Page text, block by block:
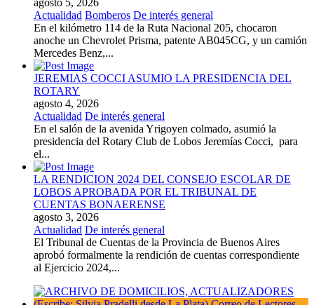
Actualidad Bomberos De interés general
En el kilómetro 114 de la Ruta Nacional 205, chocaron
anoche un Chevrolet Prisma, patente AB045CG, y un camión
Mercedes Benz,...
JEREMIAS COCCI ASUMIO LA PRESIDENCIA DEL
ROTARY
agosto 4, 2026
Actualidad De interés general
En el salón de la avenida Yrigoyen colmado, asumió la
presidencia del Rotary Club de Lobos Jeremías Cocci, para
el...
LA RENDICION 2024 DEL CONSEJO ESCOLAR DE
LOBOS APROBADA POR EL TRIBUNAL DE
CUENTAS BONAERENSE
agosto 3, 2026
Actualidad De interés general
El Tribunal de Cuentas de la Provincia de Buenos Aires
aprobó formalmente la rendición de cuentas correspondiente
al Ejercicio 2024,...